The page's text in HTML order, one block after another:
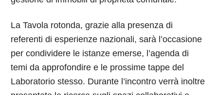
La Tavola rotonda, grazie alla presenza di
referenti di esperienze nazionali, sarà l’occasione
per condividere le istanze emerse, l’agenda di
temi da approfondire e le prossime tappe del
Laboratorio stesso. Durante l’incontro verrà inoltre